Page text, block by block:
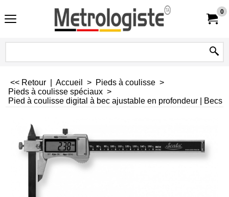
0
<< Retour Accueil > Pieds à coulisse >
Pieds à coulisse spéciaux >
Pied à coulisse digital à bec ajustable en profondeur | Becs